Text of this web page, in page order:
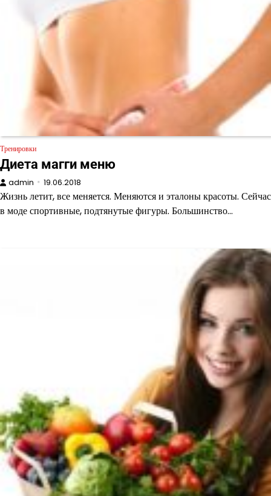
Тренировки
Диета магги меню
admin 19.06.2018
Жизнь летит, все меняется. Меняются и эталоны красоты. Сейчас
в моде спортивные, подтянутые фигуры. Большинство…